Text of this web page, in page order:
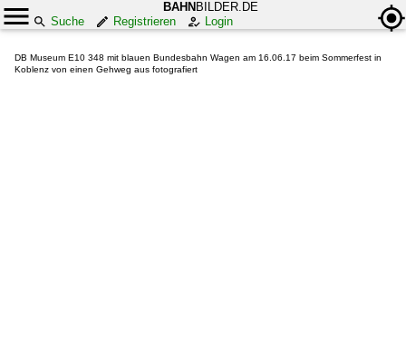
BAHN BILDER.DE
Suche
Registrieren Login
DB Museum E10 348 mit blauen Bundesbahn Wagen am 16.06.17 beim Sommerfest in
Koblenz von einen Gehweg aus fotografiert